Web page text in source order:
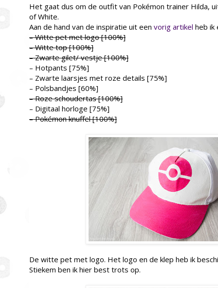
Het gaat dus om de outfit van Pokémon trainer Hilda,
of White.
Aan de hand van de inspiratie uit een vorig artikel heb ik
– Witte pet met logo [100%]
– Witte top [100%]
– Zwarte gilet/ vestje [100%]
– Hotpants [75%]
– Zwarte laarsjes met roze details [75%]
– Polsbandjes [60%]
– Roze schoudertas [100%]
– Digitaal horloge [75%]
– Pokémon knuffel [100%]
De witte pet met logo. Het logo en de klep heb ik
Stiekem ben ik hier best trots op.